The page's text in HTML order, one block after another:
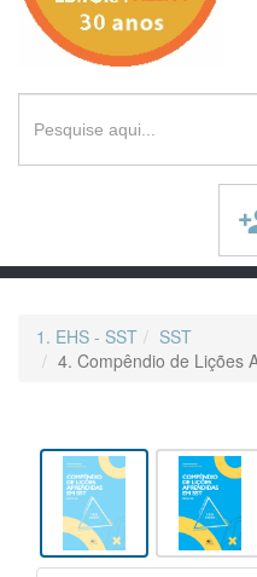
1. EHS - SST
SST
4. Compêndio de Lições